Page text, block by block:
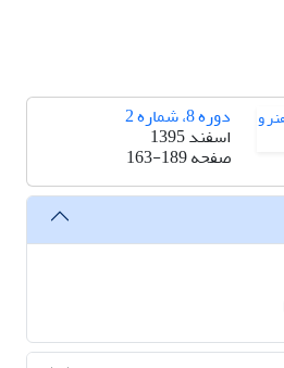
دوره 8، شماره 2
اسفند 1395
صفحه163-189